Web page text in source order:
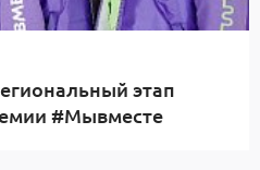
этап
#Мывместе